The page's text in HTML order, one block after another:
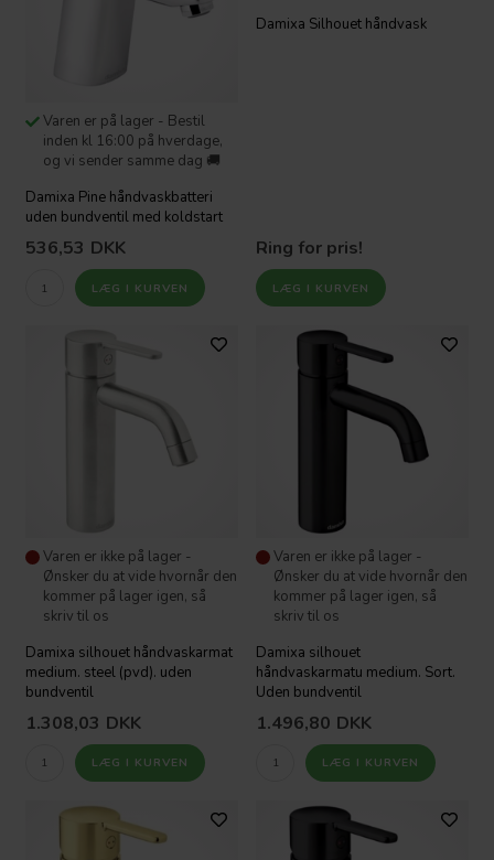
Varen er på lager - Bestil
inden kl 16:00 på hverdage,
og vi sender samme dag 🚚
Damixa Pine håndvaskbatteri
uden bundventil med koldstart
536,53 DKK
Damixa Silhouet håndvask
Ring for pris!
Varen er ikke på lager -
Ønsker du at vide hvornår den
kommer på lager igen, så
skriv til os
Damixa silhouet håndvaskarmat
medium. steel (pvd). uden
bundventil
1.308,03 DKK
Varen er ikke på lager -
Ønsker du at vide hvornår den
kommer på lager igen, så
skriv til os
Damixa silhouet
håndvaskarmatu medium. Sort.
Uden bundventil
1.496,80 DKK